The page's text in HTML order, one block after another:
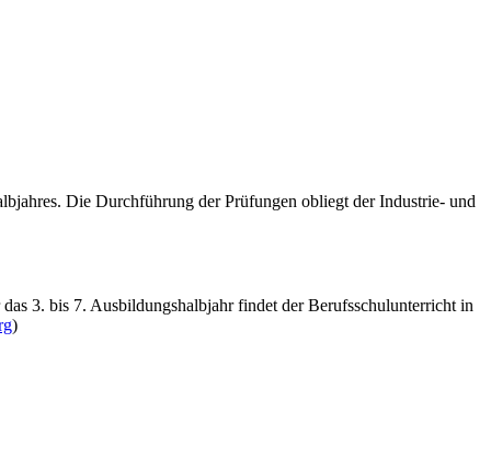
Die Durchführung der Prüfungen obliegt der Industrie- und
3. bis 7. Ausbildungshalbjahr findet der Berufsschulunterricht in
)